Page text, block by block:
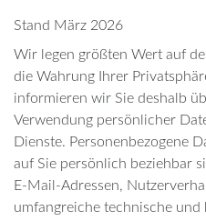
Stand März 2026
Wir legen größten Wert auf
die Wahrung Ihrer
informieren wir Sie deshalb
Verwendung persönlicher
Dienste. Personenbezogene
auf Sie persönlich beziehbar
E-Mail-Adressen,
umfangreiche technische und